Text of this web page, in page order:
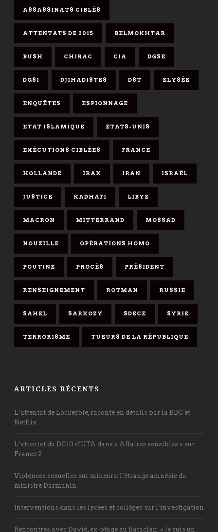
ASSASSINATS CIBLÉS
ATTENTATS DE 2015 BELMOKHTAR
BUSH CHIRAC CIA DGSE
DGSI DJIHADISTES DST ELYSÉE
ENQUÊTES ESPIONNAGE
ETAT ISLAMIQUE ETATS-UNIS
EXÉCUTIONS CIBLÉES FRANCE
HOLLANDE IRAK IRAN ISRAËL
JUSTICE KADHAFI LIBYE
MACRON MITTERRAND MOSSAD
NOUZILLE OPÉRATIONS HOMO
POUTINE PROCÈS PRÉSIDENT
RENSEIGNEMENT ROTMAN RUSSIE
SAHEL SARKOZY SDECE SYRIE
TERRORISME TUEURS DE LA RÉPUBLIQUE
ARTICLES RÉCENTS
L’attentat de Lockerbie, raconté en détails par la BBC et
Netflix
L’attentat du DC10 d’UTA dans « Affaires sensibles » sur
France 2
Violences sexuelles sur mineurs: l’étrange amnésie du
ministre Darmanin
Interventions dans les lycées et collèges sur l’investigation
Rencontres avec David, ex-otage au Bataclan: « Je suis un